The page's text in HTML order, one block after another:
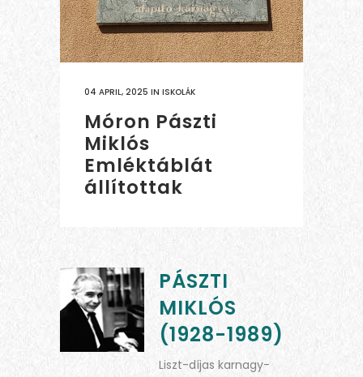
04 APRIL, 2025 IN ISKOLÁK
Móron Pászti
Miklós
Emléktáblát
állítottak
PÁSZTI
MIKLÓS
(1928-1989)
Liszt-díjas karnagy-